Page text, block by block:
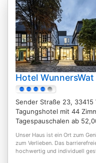
Hotel WunnersWat
Sender Straße 23, 33415
Tagungshotel mit 44
Tagespauschalen ab
Unser Haus ist ein Ort zum
zum Verlieben. Das
hochwertig und individuell